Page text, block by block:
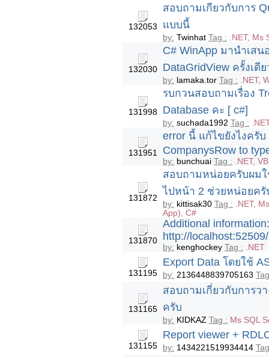
132053
สอบถามเกียวกับการ
แบบนี้
by: Twinhat Tag : .NET, Ms
132030
C# WinApp มานำเสน
DataGridView ครั้งเดี
by: lamaka.tor Tag : .NET,
131998
รบกวนสอบถามเรื่อง
Database คะ [ c#]
by: suchada1992 Tag :
131951
error นี้ แก้ไขยังไงครับ
CompanysRow to
by: bunchuai Tag : .NET,
131872
สอบถามหน่อยครับผม
ไปหน้า 2 ช่วยหน่อยครั
by: kittisak30 Tag : .NET,
App), C#
131870
Additional
http://
by: kenghockey Tag : .NET
131195
Export Data โดยใช้
by: 2136448839705163
131165
สอบถามเกี่ยวกับการว
ครับ
by: KIDKAZ Tag : Ms SQL
131155
Report viewer +
by: 1434221519934414